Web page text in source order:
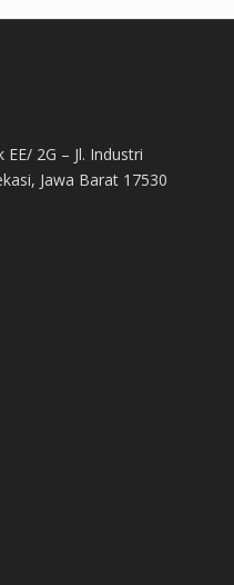
2G – Jl. Industri
Jawa Barat 17530